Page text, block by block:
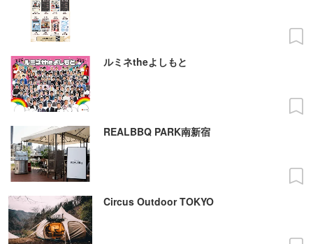
ルミネtheよしもと
REALBBQ PARK南新宿
Circus Outdoor TOKYO